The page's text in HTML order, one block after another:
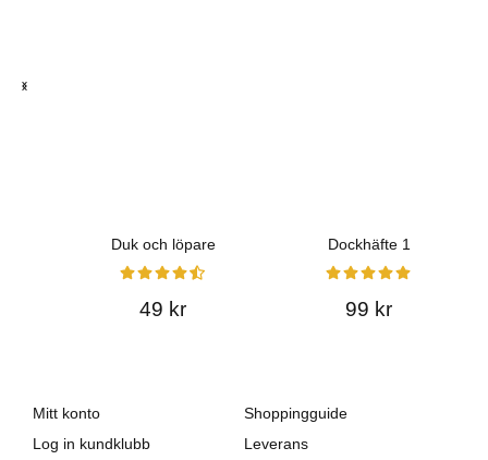
Duk och löpare
49 kr
Dockhäfte 1
99 kr
Mitt konto
Log in kundklubb
Shoppingguide
Leverans